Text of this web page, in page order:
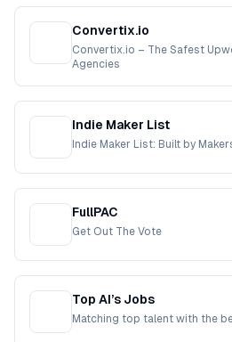
Convertix.io
Convertix.io – The Safest
Agencies
Indie Maker List
Indie Maker List: Built by
FullPAC
Get Out The Vote
Top AI’s Jobs
Matching top talent with the